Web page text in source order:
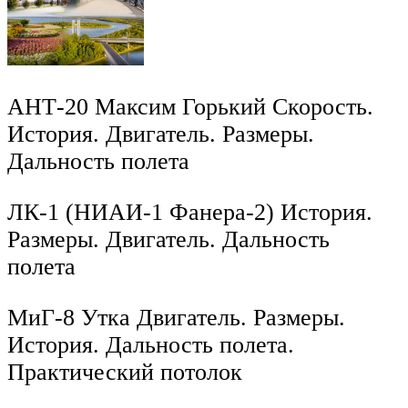
АНТ-20 Максим Горький Скорость.
История. Двигатель. Размеры.
Дальность полета
ЛК-1 (НИАИ-1 Фанера-2) История.
Размеры. Двигатель. Дальность
полета
МиГ-8 Утка Двигатель. Размеры.
История. Дальность полета.
Практический потолок